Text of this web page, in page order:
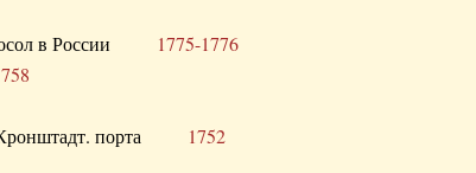
посол в России 1775-1776
Кронштадт. порта 1752